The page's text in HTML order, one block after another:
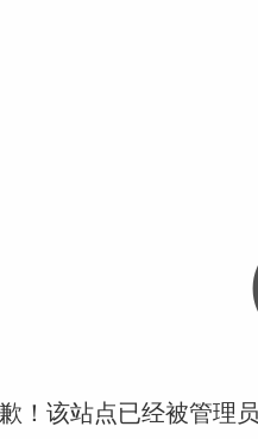
！该站点已经被管理